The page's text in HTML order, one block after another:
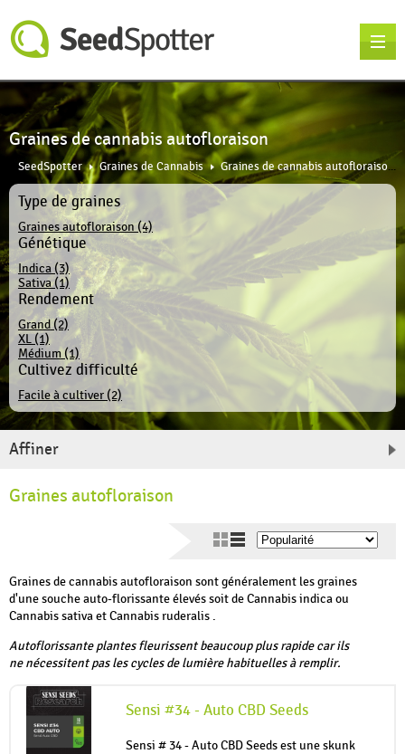
Graines de cannabis autofloraison
SeedSpotter Graines de Cannabis Graines de cannabis autofloraison
Type de graines
Graines autofloraison (4)
Génétique
Indica (3)
Sativa (1)
Rendement
Grand (2)
XL (1)
Médium (1)
Cultivez difficulté
Facile à cultiver (2)
Affiner
Graines autofloraison
Graines de cannabis autofloraison sont généralement les graines
d'une souche auto-florissante élevés soit de Cannabis indica ou
Cannabis sativa et Cannabis ruderalis .
Autoflorissante plantes fleurissent beaucoup plus rapide car ils
ne nécessitent pas les cycles de lumière habituelles à remplir.
Sensi #34 - Auto CBD Seeds
Sensi # 34 - Auto CBD Seeds est une skunk